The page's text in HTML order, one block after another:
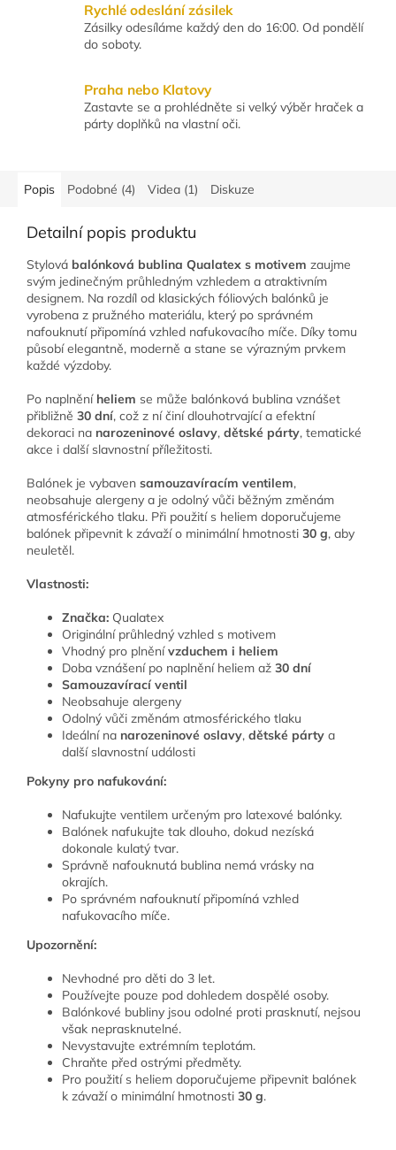
Rychlé odeslání zásilek
Zásilky odesíláme každý den do 16:00. Od pondělí
do soboty.
Praha nebo Klatovy
Zastavte se a prohlédněte si velký výběr hraček a
párty doplňků na vlastní oči.
Popis Podobné (4) Videa (1) Diskuze
Detailní popis produktu
Stylová balónková bublina Qualatex s motivem zaujme
svým jedinečným průhledným vzhledem a atraktivním
designem. Na rozdíl od klasických fóliových balónků je
vyrobena z pružného materiálu, který po správném
nafouknutí připomíná vzhled nafukovacího míče. Díky tomu
působí elegantně, moderně a stane se výrazným prvkem
každé výzdoby.
Po naplnění heliem se může balónková bublina vznášet
přibližně 30 dní, což z ní činí dlouhotrvající a efektní
dekoraci na narozeninové oslavy, dětské párty, tematické
akce i další slavnostní příležitosti.
Balónek je vybaven samouzavíracím ventilem,
neobsahuje alergeny a je odolný vůči běžným změnám
atmosférického tlaku. Při použití s heliem doporučujeme
balónek připevnit k závaží o minimální hmotnosti 30 g, aby
neuletěl.
Vlastnosti:
Značka: Qualatex
Originální průhledný vzhled s motivem
Vhodný pro plněnívzduchem i heliem
Doba vznášení po naplnění heliem až 30 dní
Samouzavírací ventil
Neobsahuje alergeny
Odolný vůči změnám atmosférického tlaku
Ideální na narozeninové oslavy, dětské párty a
další slavnostní události
Pokyny pro nafukování:
Nafukujte ventilem určeným pro latexové balónky.
Balónek nafukujte tak dlouho, dokud nezíská
dokonale kulatý tvar.
Správně nafouknutá bublina nemá vrásky na
okrajích.
Po správném nafouknutí připomíná vzhled
nafukovacího míče.
Upozornění:
Nevhodné pro děti do 3 let.
Používejte pouze pod dohledem dospělé osoby.
Balónkové bubliny jsou odolné proti prasknutí, nejsou
však neprasknutelné.
Nevystavujte extrémním teplotám.
Chraňte před ostrými předměty.
Pro použití s heliem doporučujeme připevnit balónek
k závaží o minimální hmotnosti 30 g.